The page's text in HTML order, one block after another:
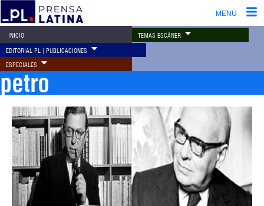
MENU
INICIO TEMAS ESCÁNER
EDITORIAL PL | PUBLICACIONES
ESPECIALES
petro